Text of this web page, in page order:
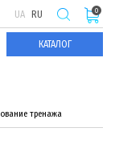
UA RU
КАТАЛОГ
0
тренажа